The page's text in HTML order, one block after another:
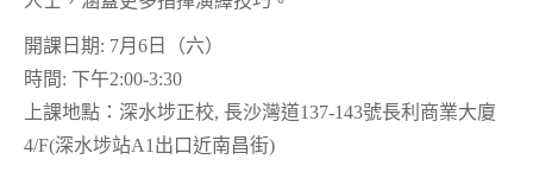
開課日期: 7月6日（六）
時間: 下午2:00-3:30
上課地點：深水埗正校, 長沙灣道137-143號長利商業大廈
4/F(深水埗站A1出口近南昌街)